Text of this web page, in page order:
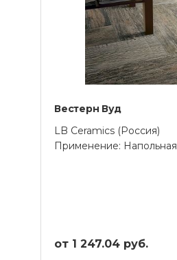
Вестерн Вуд
LB Ceramics (Россия)
Применение: Напольная
от 1 247.04 руб.